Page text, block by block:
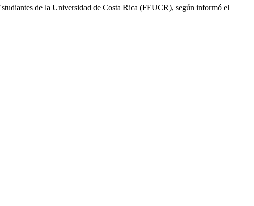
de la Universidad de Costa Rica (FEUCR), según informó el